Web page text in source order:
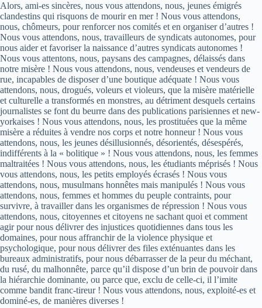
Alors, ami-es sincères, nous vous attendons, nous, jeunes émigrés
clandestins qui risquons de mourir en mer ! Nous vous attendons,
nous, chômeurs, pour renforcer nos comités et en organiser d’autres !
Nous vous attendons, nous, travailleurs de syndicats autonomes, pour
nous aider et favoriser la naissance d’autres syndicats autonomes !
Nous vous attentons, nous, paysans des campagnes, délaissés dans
notre misère ! Nous vous attendons, nous, vendeuses et vendeurs de
rue, incapables de disposer d’une boutique adéquate ! Nous vous
attendons, nous, drogués, voleurs et violeurs, que la misère matérielle
et culturelle a transformés en monstres, au détriment desquels certains
journalistes se font du beurre dans des publications parisiennes et new-
yorkaises ! Nous vous attendons, nous, les prostituées que la même
misère a réduites à vendre nos corps et notre honneur ! Nous vous
attendons, nous, les jeunes désillusionnés, désorientés, désespérés,
indifférents à la « bolitique » ! Nous vous attendons, nous, les femmes
maltraitées ! Nous vous attendons, nous, les étudiants méprisés ! Nous
vous attendons, nous, les petits employés écrasés ! Nous vous
attendons, nous, musulmans honnêtes mais manipulés ! Nous vous
attendons, nous, femmes et hommes du peuple contraints, pour
survivre, à travailler dans les organismes de répression ! Nous vous
attendons, nous, citoyennes et citoyens ne sachant quoi et comment
agir pour nous délivrer des injustices quotidiennes dans tous les
domaines, pour nous affranchir de la violence physique et
psychologique, pour nous délivrer des files exténuantes dans les
bureaux administratifs, pour nous débarrasser de la peur du méchant,
du rusé, du malhonnête, parce qu’il dispose d’un brin de pouvoir dans
la hiérarchie dominante, ou parce que, exclu de celle-ci, il l’imite
comme bandit franc-tireur ! Nous vous attendons, nous, exploité-es et
dominé-es, de manières diverses !